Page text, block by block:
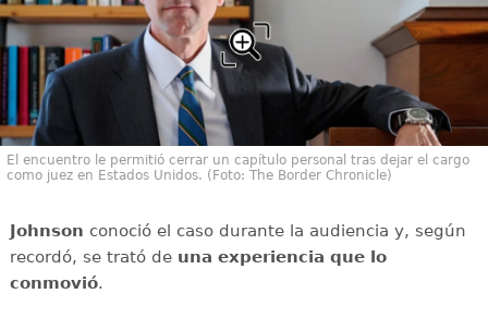
El encuentro le permitió cerrar un capítulo personal tras dejar el cargo
como juez en Estados Unidos. (Foto: The Border Chronicle)
Johnson conoció el caso durante la audiencia y, según
recordó, se trató de una experiencia que lo
conmovió.